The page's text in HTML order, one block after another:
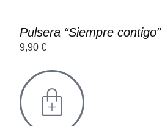
Pulsera “Siempre contigo”
9,90€